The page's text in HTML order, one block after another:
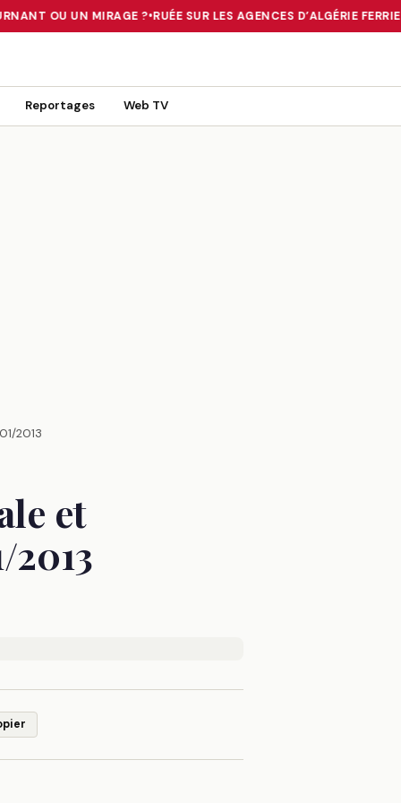
OU UN MIRAGE ?•RUÉE SUR LES AGENCES D’ALGÉRIE
OU UN MIRAGE ?•RUÉE SUR LES AGENCES D’ALGÉRIE
Reportages Web TV
2013
et